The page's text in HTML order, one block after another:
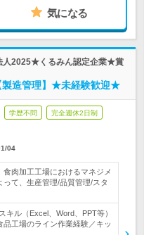
気になる
人2025★くるみん認定企業★賞
製造管理】★未経験歓迎★
学歴不問 完全週休2日制
04
食肉加工工場におけるマネジメ
て、生産管理/品質管理/スタ
キル（Excel、Word、PPT等）
品工場のライン作業経験／キッ